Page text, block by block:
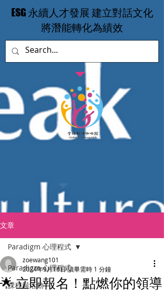
​ESG 永續人才發展 建立對話文化
​將潛能轉化為績效
文章
Paradigm 心理程式
課程與活動
Paradigm 心理程式
🌟 立即報名！點燃你的領導
zoewang101
2024年9月16日讀畢需時 1 分鐘